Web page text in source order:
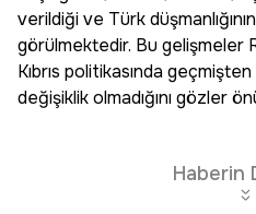
verildiği ve Türk
görülmektedir. Bu gelişmeler
Kıbrıs politikasında
değişiklik olmadığını gözler
Haberin